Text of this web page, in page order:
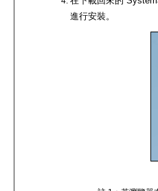
進行安裝。